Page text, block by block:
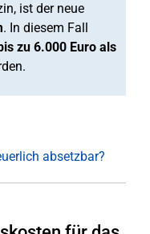
ist der neue
. In diesem Fall
zu 6.000 Euro als
absetzbar?